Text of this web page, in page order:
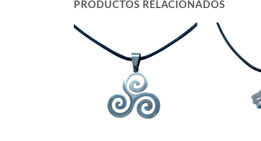
PRODUCTOS RELACIONADOS